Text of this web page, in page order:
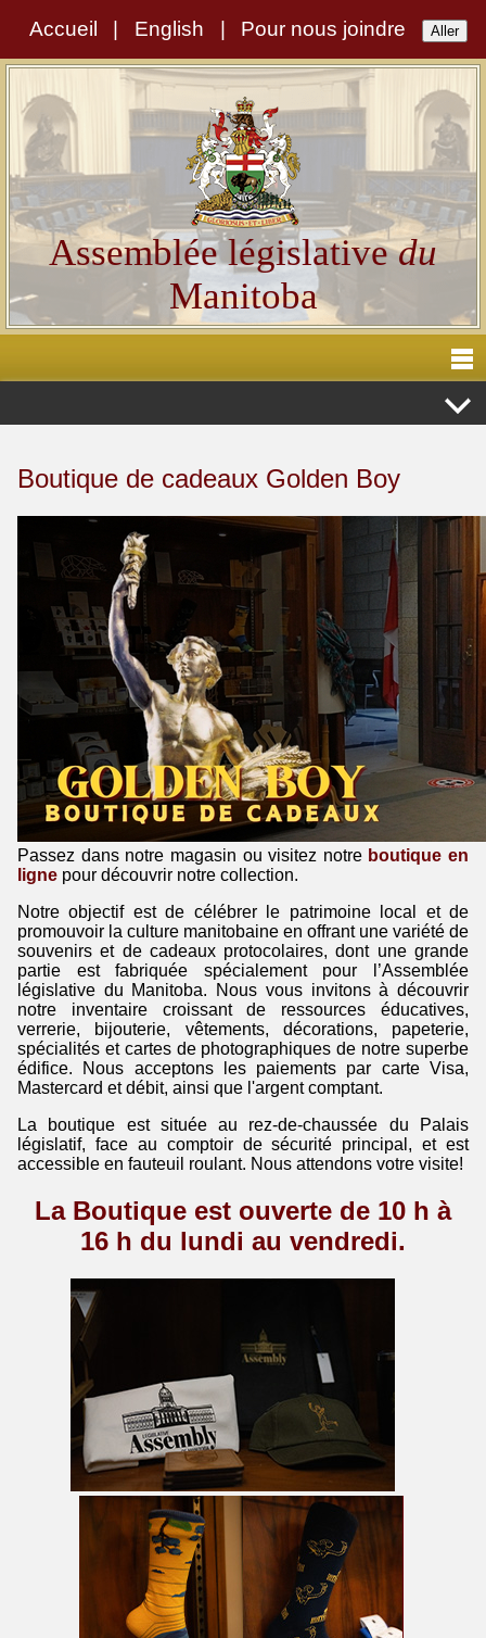
Accueil English Pour nous joindre
Assemblée législativedu
Manitoba
Boutique de cadeaux Golden Boy
Passez dans notre magasin ou visitez notre boutique en
ligne pour découvrir notre collection.
Notre objectif est de célébrer le patrimoine local et de
promouvoir la culture manitobaine en offrant une variété de
souvenirs et de cadeaux protocolaires, dont une grande
partie est fabriquée spécialement pour l’Assemblée
législative du Manitoba. Nous vous invitons à découvrir
notre inventaire croissant de ressources éducatives,
verrerie, bijouterie, vêtements, décorations, papeterie,
spécialités et cartes de photographiques de notre superbe
édifice. Nous acceptons les paiements par carte Visa,
Mastercard et débit, ainsi que l'argent comptant.
La boutique est située au rez-de-chaussée du Palais
législatif, face au comptoir de sécurité principal, et est
accessible en fauteuil roulant. Nous attendons votre visite!
La Boutique est ouverte de 10 h à
16 h du lundi au vendredi.